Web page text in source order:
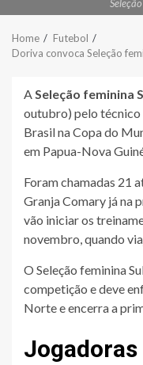
Home
Futebol
Doriva convoca Seleção
ASeleção feminina
outubro) pelo técnico
Brasil na Copa do
em Papua-Nova
Foram chamadas 21
Granja Comary já na
vão iniciar os
novembro, quando
O Seleção feminina
competição e deve
Norte e encerra a